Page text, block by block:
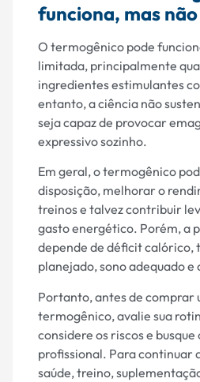
funciona, mas
O termogênico pode
limitada, principalmente
ingredientes estimulantes
entanto, a ciência não
seja capaz de provocar
expressivo sozinho.
Em geral, o termogênico
disposição, melhorar o
treinos e talvez contribuir
gasto energético. Porém, a
depende de déficit calórico,
planejado, sono adequado e
Portanto, antes de comprar
termogênico, avalie sua
considere os riscos e
profissional. Para continuar
saúde, treino,